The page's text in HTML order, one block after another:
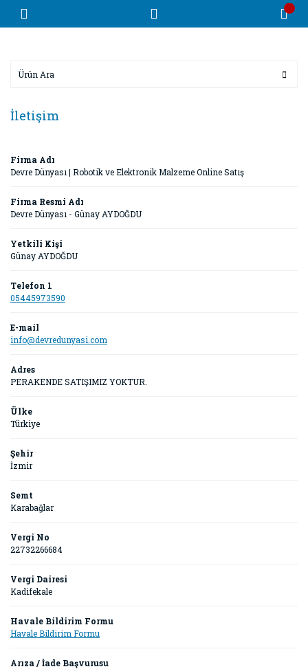
İletişim
Firma Adı
Devre Dünyası | Robotik ve Elektronik Malzeme Online Satış
Firma Resmi Adı
Devre Dünyası - Günay AYDOĞDU
Yetkili Kişi
Günay AYDOĞDU
Telefon 1
05445973590
E-mail
info@devredunyasi.com
Adres
PERAKENDE SATIŞIMIZ YOKTUR.
Ülke
Türkiye
Şehir
İzmir
Semt
Karabağlar
Vergi No
22732266684
Vergi Dairesi
Kadifekale
Havale Bildirim Formu
Havale Bildirim Formu
Arıza / İade Başvurusu